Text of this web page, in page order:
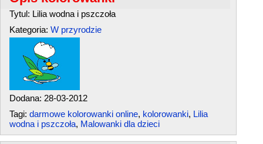
Tytul: Lilia wodna i pszczoła
Kategoria: W przyrodzie
Dodana: 28-03-2012
Tagi: darmowe kolorowanki online, kolorowanki, Lilia
wodna i pszczoła, Malowanki dla dzieci